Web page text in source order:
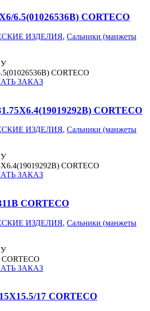
6.5(01026536B) CORTECO
ИЗДЕЛИЯ, Сальники (манжеты
CORTECO
ЗАКАЗ
CORTECO
ИЗДЕЛИЯ, Сальники (манжеты
CORTECO
ЗАКАЗ
CORTECO
ИЗДЕЛИЯ, Сальники (манжеты
ЗАКАЗ
17 CORTECO